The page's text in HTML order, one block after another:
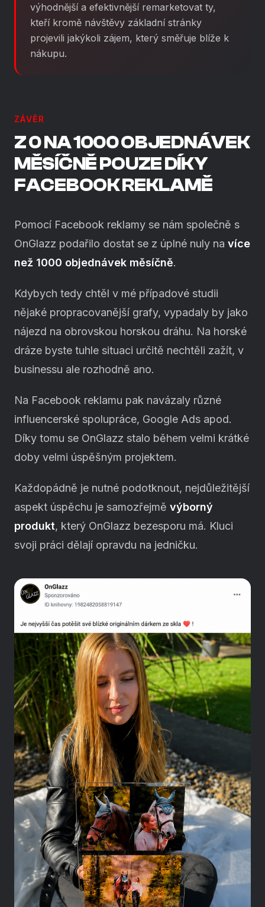
výhodnější a efektivnější remarketovat ty,
kteří kromě návštěvy základní stránky
projevili jakýkoli zájem, který směřuje blíže k
nákupu.
ZÁVĚR
Z 0 NA 1000 OBJEDNÁVEK
MĚSÍČNĚ POUZE DÍKY
FACEBOOK REKLAMĚ
Pomocí Facebook reklamy se nám společně s
OnGlazz podařilo dostat se z úplné nuly na více
než 1000 objednávek měsíčně.
Kdybych tedy chtěl v mé případové studii
nějaké propracovanější grafy, vypadaly by jako
nájezd na obrovskou horskou dráhu. Na horské
dráze byste tuhle situaci určitě nechtěli zažít, v
businessu ale rozhodně ano.
Na Facebook reklamu pak navázaly různé
influencerské spolupráce, Google Ads apod.
Díky tomu se OnGlazz stalo během velmi krátké
doby velmi úspěšným projektem.
Každopádně je nutné podotknout, nejdůležitější
aspekt úspěchu je samozřejmě výborný
produkt, který OnGlazz bezesporu má. Kluci
svoji práci dělají opravdu na jedničku.